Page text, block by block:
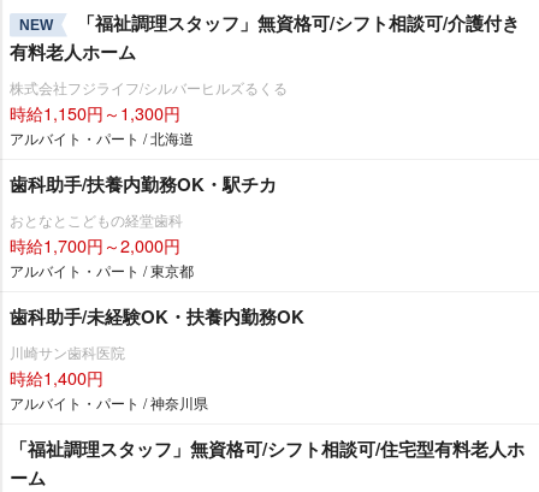
NEW
「福祉調理スタッフ」無資格可/シフト相談可/介護付き
有料老人ホーム
株式会社フジライフ/シルバーヒルズるくる
時給1,150円～1,300円
アルバイト・パート / 北海道
歯科助手/扶養内勤務OK・駅チカ
おとなとこどもの経堂歯科
時給1,700円～2,000円
アルバイト・パート / 東京都
歯科助手/未経験OK・扶養内勤務OK
川崎サン歯科医院
時給1,400円
アルバイト・パート / 神奈川県
「福祉調理スタッフ」無資格可/シフト相談可/住宅型有料老人ホ
ーム